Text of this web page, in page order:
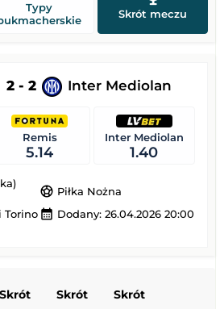
Typy
Skrót meczu
2 - 2 Inter Mediolan
Remis
5.14
Inter Mediolan
1.40
sports_soccer Piłka Nożna
Torino calendar_month Dodany: 26.04.2026 20:00
Skrót Skrót Skrót